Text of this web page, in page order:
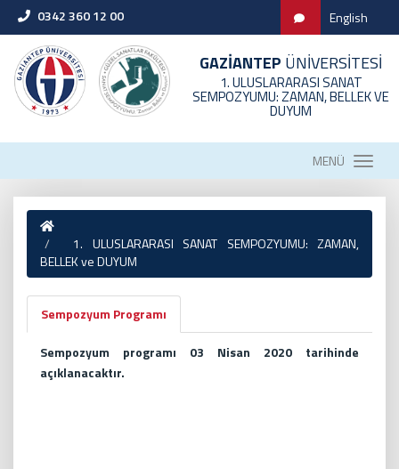
0342 360 12 00 English
GAZİANTEP ÜNİVERSİTESİ
1. ULUSLARARASI SANAT
SEMPOZYUMU: ZAMAN, BELLEK VE
DUYUM
MENÜ
1. ULUSLARARASI SANAT SEMPOZYUMU: ZAMAN,
BELLEK ve DUYUM
Sempozyum Programı
Sempozyum programı 03 Nisan 2020 tarihinde
açıklanacaktır.